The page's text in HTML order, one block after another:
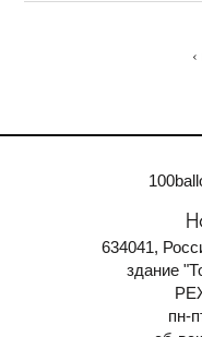
634041,
здание
пн-